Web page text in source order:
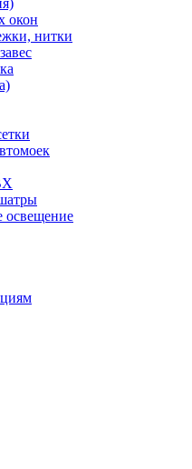
окон
нитки
освещение